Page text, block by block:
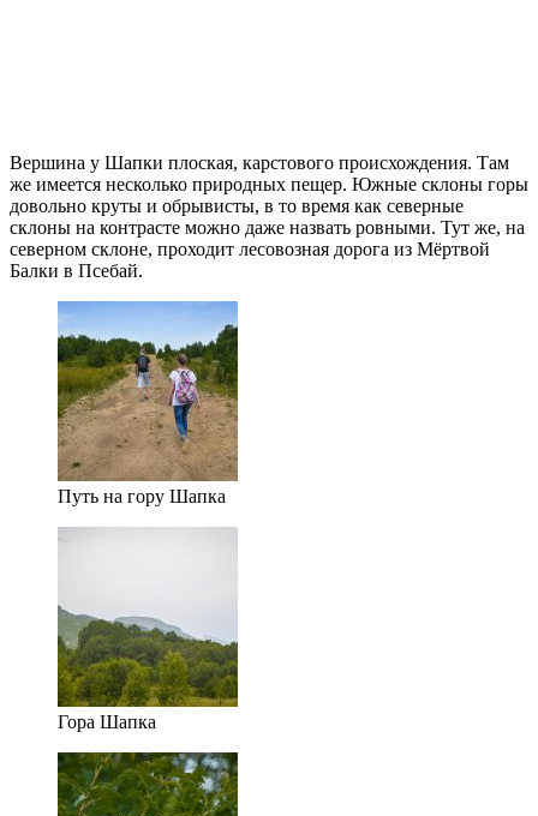
Вершина у Шапки плоская, карстового происхождения. Там
же имеется несколько природных пещер. Южные склоны горы
довольно круты и обрывисты, в то время как северные
склоны на контрасте можно даже назвать ровными. Тут же, на
северном склоне, проходит лесовозная дорога из Мёртвой
Балки в Псебай.
Путь на гору Шапка
Гора Шапка